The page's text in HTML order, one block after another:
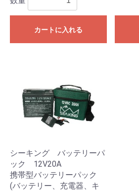
カートに入れる
シーキング バッテリーパ
ック 12V20A
携帯型バッテリーパック
(バッテリー、充電器、キ